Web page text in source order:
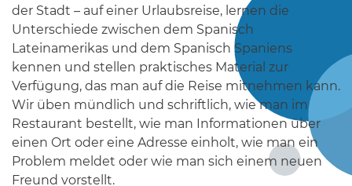
der Stadt – auf einer Urlaubsreise, lernen die
Unterschiede zwischen dem Spanisch
Lateinamerikas und dem Spanisch Spaniens
kennen und stellen praktisches Material zur
Verfügung, das man auf die Reise mitnehmen kann.
Wir üben mündlich und schriftlich, wie man im
Restaurant bestellt, wie man Informationen über
einen Ort oder eine Adresse einholt, wie man ein
Problem meldet oder wie man sich einem neuen
Freund vorstellt.